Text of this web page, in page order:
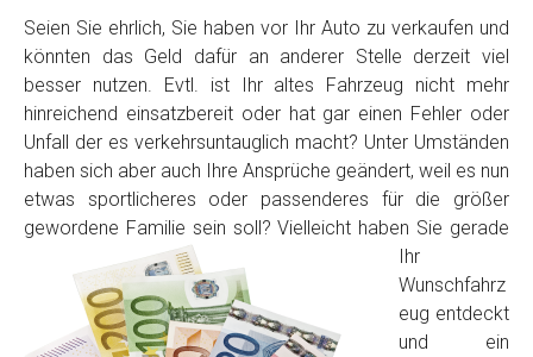
Sonstiges
Fertig
Seien Sie ehrlich, Sie haben vor Ihr Auto zu verkaufen und
könnten das Geld dafür an anderer Stelle derzeit viel
besser nutzen. Evtl. ist Ihr altes Fahrzeug nicht mehr
hinreichend einsatzbereit oder hat gar einen Fehler oder
Unfall der es verkehrsuntauglich macht? Unter Umständen
haben sich aber auch Ihre Ansprüche geändert, weil es nun
etwas sportlicheres oder passenderes für die größer
gewordene Familie sein soll? Vielleicht haben Sie gerade
Ihr
Wunschfahrz
eug entdeckt
und ein